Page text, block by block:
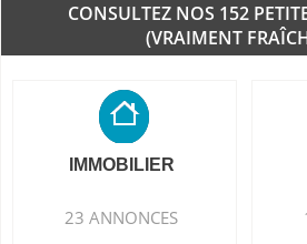
CONSULTEZ NOS 152
(VRAIMENT
IMMOBILIER
23 ANNONCES